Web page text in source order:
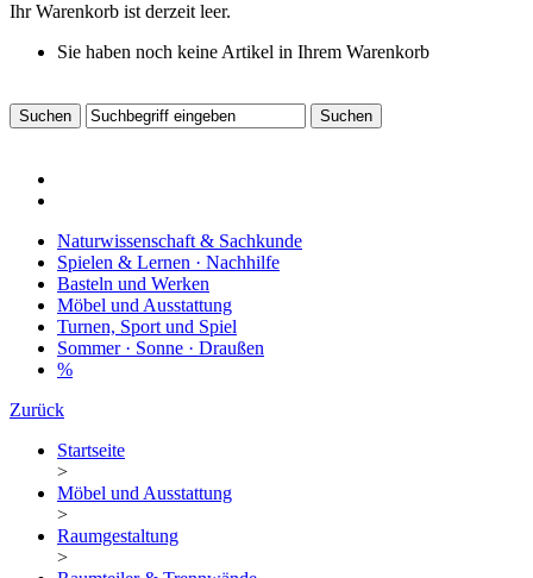
Ihr Warenkorb ist derzeit leer.
Sie haben noch keine Artikel in Ihrem Warenkorb
Naturwissenschaft & Sachkunde
Spielen & Lernen · Nachhilfe
Basteln und Werken
Möbel und Ausstattung
Turnen, Sport und Spiel
Sommer · Sonne · Draußen
%
Zurück
Startseite
>
Möbel und Ausstattung
>
Raumgestaltung
>